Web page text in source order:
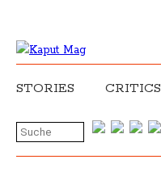
STORIES CRITICS